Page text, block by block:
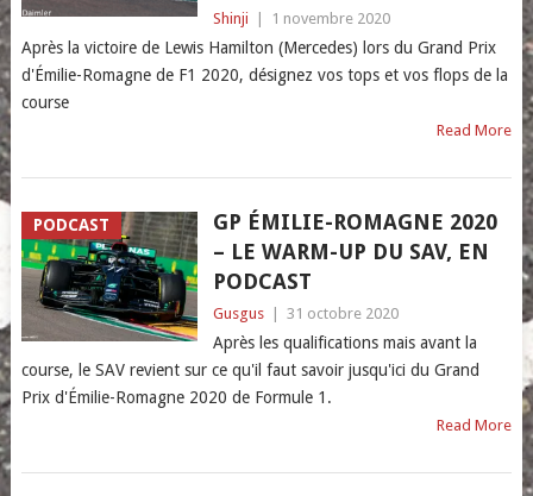
Shinji 1 novembre 2020
Après la victoire de Lewis Hamilton (Mercedes) lors du Grand Prix
d'Émilie-Romagne de F1 2020, désignez vos tops et vos flops de la
course
Read More
PODCAST
GP ÉMILIE-ROMAGNE 2020
– LE WARM-UP DU SAV, EN
PODCAST
Gusgus 31 octobre 2020
Après les qualifications mais avant la
course, le SAV revient sur ce qu'il faut savoir jusqu'ici du Grand
Prix d'Émilie-Romagne 2020 de Formule 1.
Read More